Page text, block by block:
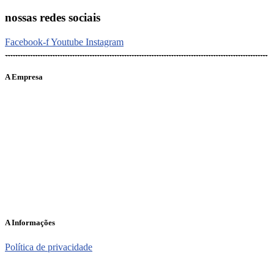
nossas redes sociais
Facebook-fYoutube Instagram
A Empresa
A Informações
Política de privacidade